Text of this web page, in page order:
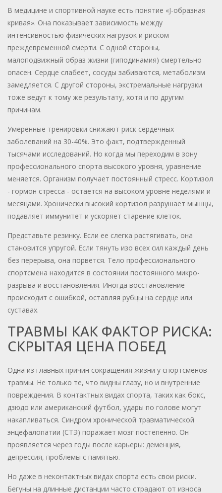
В медицине и спортивной науке есть понятие «J-образная
кривая». Она показывает зависимость между
интенсивностью физических нагрузок и риском
преждевременной смерти. С одной стороны,
малоподвижный образ жизни (гиподинамия) смертельно
опасен. Сердце слабеет, сосуды забиваются, метаболизм
замедляется. С другой стороны, экстремальные нагрузки
тоже ведут к тому же результату, хотя и по другим
причинам.
Умеренные тренировки снижают риск сердечных
заболеваний на 30-40%. Это факт, подтвержденный
тысячами исследований. Но когда мы переходим в зону
профессионального спорта высокого уровня, уравнение
меняется. Организм получает постоянный стресс. Кортизол
- гормон стресса - остается на высоком уровне неделями и
месяцами. Хронически высокий кортизол разрушает мышцы,
подавляет иммунитет и ускоряет старение клеток.
Представьте резинку. Если ее слегка растягивать, она
становится упругой. Если тянуть изо всех сил каждый день
без перерыва, она порвется. Тело профессионального
спортсмена находится в состоянии постоянного микро-
разрыва и восстановления. Иногда восстановление
происходит с ошибкой, оставляя рубцы на сердце или
суставах.
ТРАВМЫ КАК ФАКТОР РИСКА:
СКРЫТАЯ ЦЕНА ПОБЕД
Одна из главных причин сокращения жизни у спортсменов -
травмы. Не только те, что видны глазу, но и внутренние
повреждения. В контактных видах спорта, таких как бокс,
дзюдо или американский футбол, удары по голове могут
накапливаться. Синдром хронической травматической
энцефалопатии (СТЭ) поражает мозг постепенно. Он
проявляется через годы после карьеры: деменция,
депрессия, проблемы с памятью.
Но даже в неконтактных видах спорта есть свои риски.
Бегуны на длинные дистанции часто страдают от износа